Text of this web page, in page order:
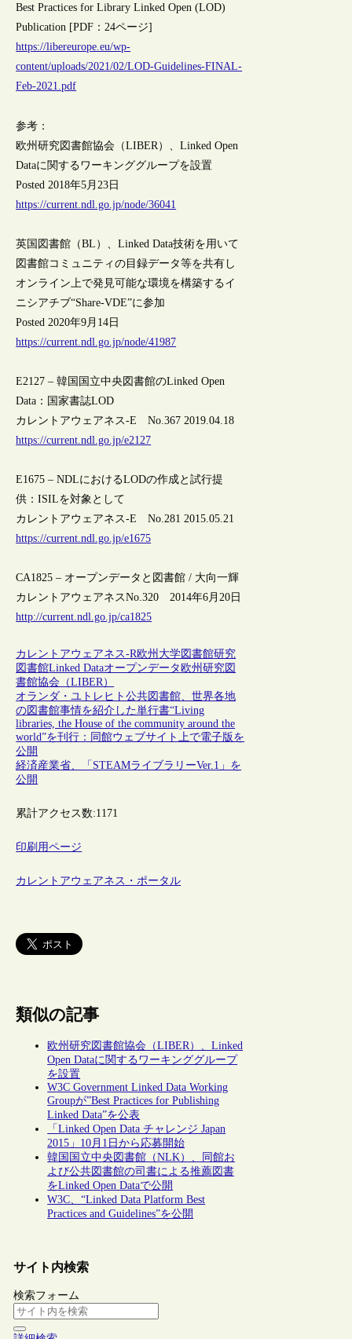
Best Practices for Library Linked Open (LOD)
Publication [PDF：24ページ]
https://libereurope.eu/wp-
content/uploads/2021/02/LOD-Guidelines-FINAL-
Feb-2021.pdf
参考：
欧州研究図書館協会（LIBER）、Linked Open
Dataに関するワーキンググループを設置
Posted 2018年5月23日
https://current.ndl.go.jp/node/36041
英国図書館（BL）、Linked Data技術を用いて
図書館コミュニティの目録データ等を共有し
オンライン上で発見可能な環境を構築するイ
ニシアチブ“Share-VDE”に参加
Posted 2020年9月14日
https://current.ndl.go.jp/node/41987
E2127 – 韓国国立中央図書館のLinked Open
Data：国家書誌LOD
カレントアウェアネス-E No.367 2019.04.18
https://current.ndl.go.jp/e2127
E1675 – NDLにおけるLODの作成と試行提
供：ISILを対象として
カレントアウェアネス-E No.281 2015.05.21
https://current.ndl.go.jp/e1675
CA1825 – オープンデータと図書館 / 大向一輝
カレントアウェアネスNo.320 2014年6月20日
http://current.ndl.go.jp/ca1825
カレントアウェアネス-R欧州 大学図書館研究
図書館Linked Dataオープンデータ欧州研究図
書館協会（LIBER）
オランダ・ユトレヒト公共図書館、世界各地
の図書館事情を紹介した単行書“Living
libraries, the House of the community around the
world”を刊行：同館ウェブサイト上で電子版を
公開
経済産業省、「STEAMライブラリーVer.1」を
公開
累計アクセス数:1171
印刷用ページ
カレントアウェアネス・ポータル
類似の記事
欧州研究図書館協会（LIBER）、Linked
Open Dataに関するワーキンググループ
を設置
W3C Government Linked Data Working
Groupが”Best Practices for Publishing
Linked Data”を公表
「Linked Open Data チャレンジ Japan
2015」10月1日から応募開始
韓国国立中央図書館（NLK）、同館お
よび公共図書館の司書による推薦図書
をLinked Open Dataで公開
W3C、“Linked Data Platform Best
Practices and Guidelines”を公開
サイト内検索
検索フォーム